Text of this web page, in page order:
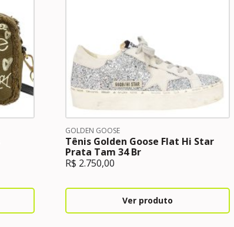
GOLDEN GOOSE
Tênis Golden Goose Flat Hi Star
Prata Tam 34 Br
R$ 2.750,00
Ver produto